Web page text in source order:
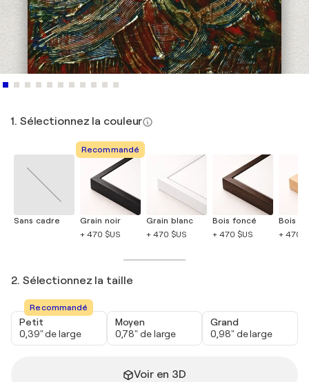
1. Sélectionnez la couleur
Sans cadre
Recommandé
Grain noir
+ 470 $US
Grain blanc
+ 470 $US
Bois foncé
+ 470 $US
Bois
+ 470
2. Sélectionnez la taille
Recommandé
Petit
0,39" de large
Moyen
0,78" de large
Grand
0,98" de large
Voir en 3D